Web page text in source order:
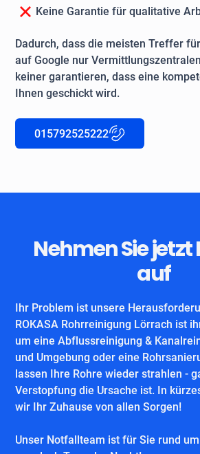
Keine Garantie für qualitative
Dadurch, dass die meisten Treffer
auf Google nur
keiner garantieren, dass eine
Ihnen geschickt wird.
015792525222
Nehmen Sie
auf
Ihr Problem ist unsere
ROKASA Rohrreinigung Lörrach ist
um eine Abflussreinigung &
und Umgebung oder eine
lassen Ihre Rohre wieder strahlen -
Verstopfung die Ursache ist. In
wir Ihr Zuhause von allen Sorgen!
Unser Notfallteam ist für Sie rund